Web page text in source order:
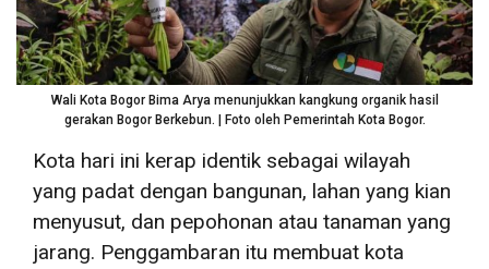
Wali Kota Bogor Bima Arya menunjukkan kangkung organik hasil
gerakan Bogor Berkebun. | Foto oleh Pemerintah Kota Bogor.
Kota hari ini kerap identik sebagai wilayah
yang padat dengan bangunan, lahan yang kian
menyusut, dan pepohonan atau tanaman yang
jarang. Penggambaran itu membuat kota